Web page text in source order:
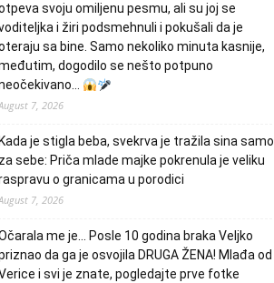
svoju omiljenu pesmu, ali su joj se
i žiri podsmehnuli i pokušali da je
sa bine. Samo nekoliko minuta kasnije,
dogodilo se nešto potpuno
7, 2026
je stigla beba, svekrva je tražila sina samo
sebe: Priča mlade majke pokrenula je veliku
o granicama u porodici
7, 2026
me je… Posle 10 godina braka Veljko
da ga je osvojila DRUGA ŽENA! Mlađa od
i svi je znate, pogledajte prve fotke